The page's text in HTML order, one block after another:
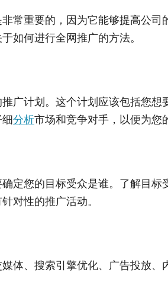
常重要的，因为它能够提高公
如何进行全网推广的方法。
广计划。这个计划应该包括您
分析市场和竞争对手，以便为您
定您的目标受众是谁。了解目
对性的推广活动。
体、搜索引擎优化、广告投放